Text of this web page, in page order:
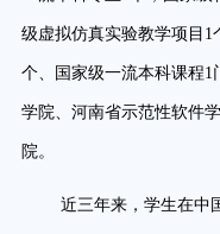
级虚拟仿真实验教学项目
个、国家级一流本科课程1
学院、河南省示范性软件
院。
近三年来，学生在中